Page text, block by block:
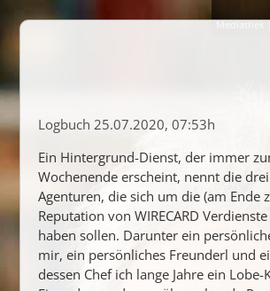
Mediathek
Logbuch25.07.2020, 07:53
Ein Hintergrund-Dienst, der immer
Wochenende erscheint, nennt die drei
Agenturen, die sich um die (am Ende
Reputation von WIRECARD
haben sollen. Darunter ein
mir, ein persönliches Freunderl und
dessen Chef ich lange Jahre ein